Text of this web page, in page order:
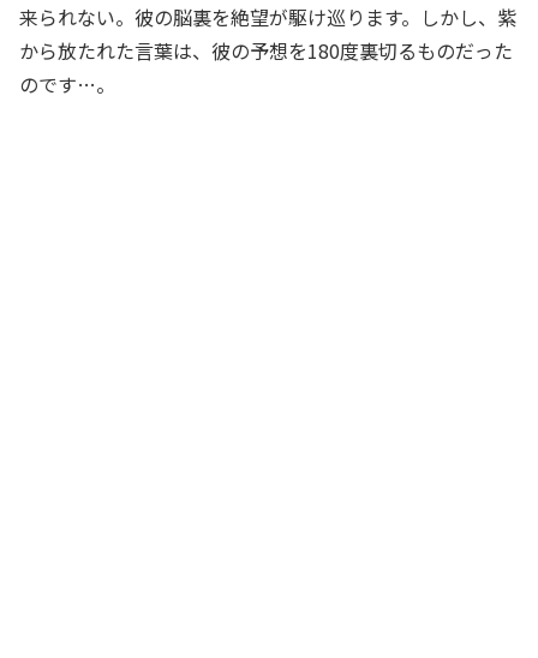
来られない。彼の脳裏を絶望が駆け巡ります。しかし、紫
から放たれた言葉は、彼の予想を180度裏切るものだった
のです…。